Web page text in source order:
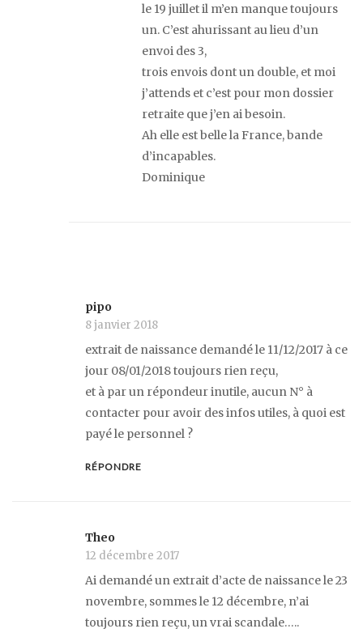
le 19 juillet il m’en manque toujours
un. C’est ahurissant au lieu d’un
envoi des 3,
trois envois dont un double, et moi
j’attends et c’est pour mon dossier
retraite que j’en ai besoin.
Ah elle est belle la France, bande
d’incapables.
Dominique
pipo
8 janvier 2018
extrait de naissance demandé le 11/12/2017 à ce
jour 08/01/2018 toujours rien reçu,
et à par un répondeur inutile, aucun N° à
contacter pour avoir des infos utiles, à quoi est
payé le personnel ?
RÉPONDRE
Theo
12 décembre 2017
Ai demandé un extrait d’acte de naissance le 23
novembre, sommes le 12 décembre, n’ai
toujours rien reçu, un vrai scandale…..